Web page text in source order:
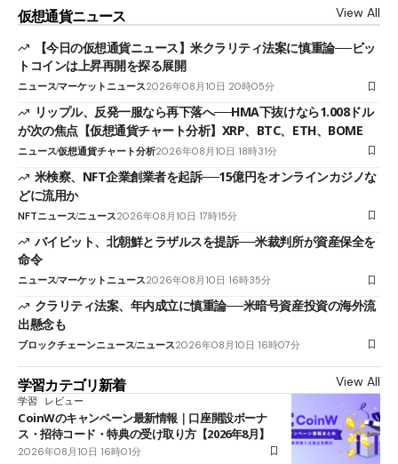
仮想通貨ニュース View All
【今日の仮想通貨ニュース】米クラリティ法案に慎重論──ビッ
トコインは上昇再開を探る展開
ニュースマーケットニュース2026年08月10日 20時05分
リップル、反発一服なら再下落へ──HMA下抜けなら1.008ドル
が次の焦点【仮想通貨チャート分析】XRP、BTC、ETH、BOME
ニュース仮想通貨チャート分析2026年08月10日 18時31分
米検察、NFT企業創業者を起訴──15億円をオンラインカジノな
どに流用か
NFTニュースニュース2026年08月10日 17時15分
バイビット、北朝鮮とラザルスを提訴──米裁判所が資産保全を
命令
ニュースマーケットニュース2026年08月10日 16時35分
クラリティ法案、年内成立に慎重論──米暗号資産投資の海外流
出懸念も
ブロックチェーンニュースニュース2026年08月10日 16時07分
学習カテゴリ新着 View All
学習 レビュー
CoinWのキャンペーン最新情報｜口座開設ボーナ
ス・招待コード・特典の受け取り方【2026年8月】
2026年08月10日 16時01分